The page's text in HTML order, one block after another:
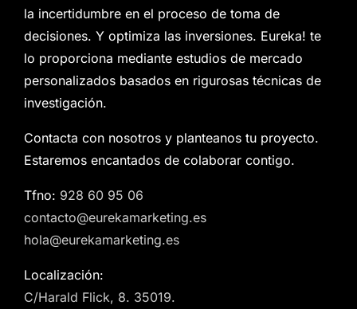
la incertidumbre en el proceso de toma de
decisiones. Y optimiza las inversiones. Eureka! te
lo proporciona mediante estudios de mercado
personalizados basados en rigurosas técnicas de
investigación.
Contacta con nosotros y planteanos tu proyecto.
Estaremos encantados de colaborar contigo.
Tfno: 928 60 95 06
contacto@eurekamarketing.es
hola@eurekamarketing.es
Localización:
C/Harald Flick, 8. 35019.